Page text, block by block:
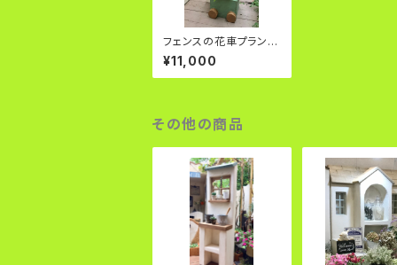
フェンスの花車プランタ
ー
¥11,000
その他の商品